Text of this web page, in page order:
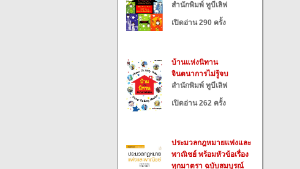
สำนักพิมพ์ ทูบีเลิฟ
เปิดอ่าน 290 ครั้ง
บ้านแห่งนิทาน
จินตนาการไม่รู้จบ
สำนักพิมพ์ ทูบีเลิฟ
เปิดอ่าน 262 ครั้ง
ประมวลกฎหมายแพ่งและ
พาณิชย์ พร้อมหัวข้อเรื่อง
ทุกมาตรา ฉบับสมบูรณ์